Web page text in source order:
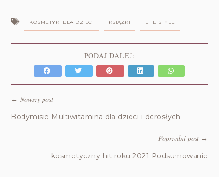
KOSMETYKI DLA DZIECI KSIĄŻKI LIFE STYLE
PODAJ DALEJ:
←Nowszy post
Bodymisie Multiwitamina dla dzieci i dorosłych
Poprzedni post→
kosmetyczny hit roku 2021 Podsumowanie